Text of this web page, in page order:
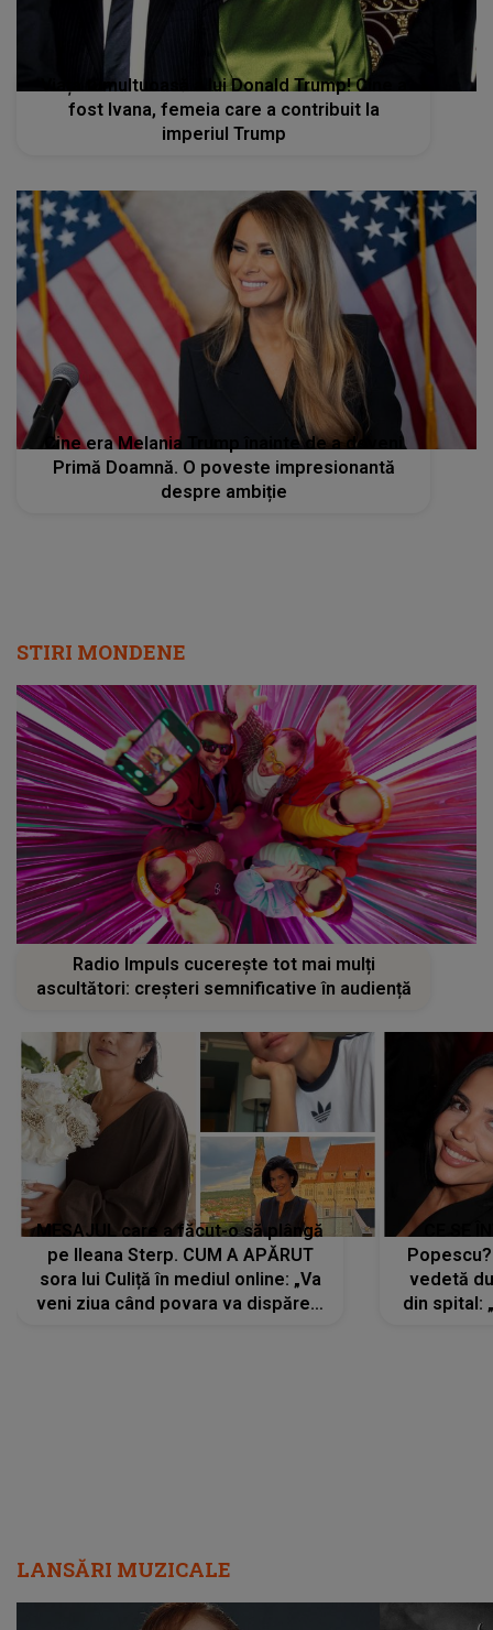
Viața tumultuoasă a lui Donald Trump! Cine a
fost Ivana, femeia care a contribuit la
imperiul Trump
Cine era Melania Trump înainte de a deveni
Primă Doamnă. O poveste impresionantă
despre ambiție
STIRI MONDENE
Radio Impuls cucerește tot mai mulți
ascultători: creșteri semnificative în audiență
MESAJUL care a făcut-o să plângă
pe Ileana Sterp. CUM A APĂRUT
sora lui Culiță în mediul online: „Va
veni ziua când povara va dispărea,
vedetă
din spital:
LANSĂRI MUZICALE